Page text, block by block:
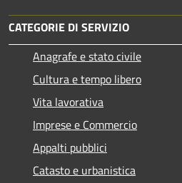
CATEGORIE DI SERVIZIO
Anagrafe e stato civile
Cultura e tempo libero
Vita lavorativa
Imprese e Commercio
Appalti pubblici
Catasto e urbanistica